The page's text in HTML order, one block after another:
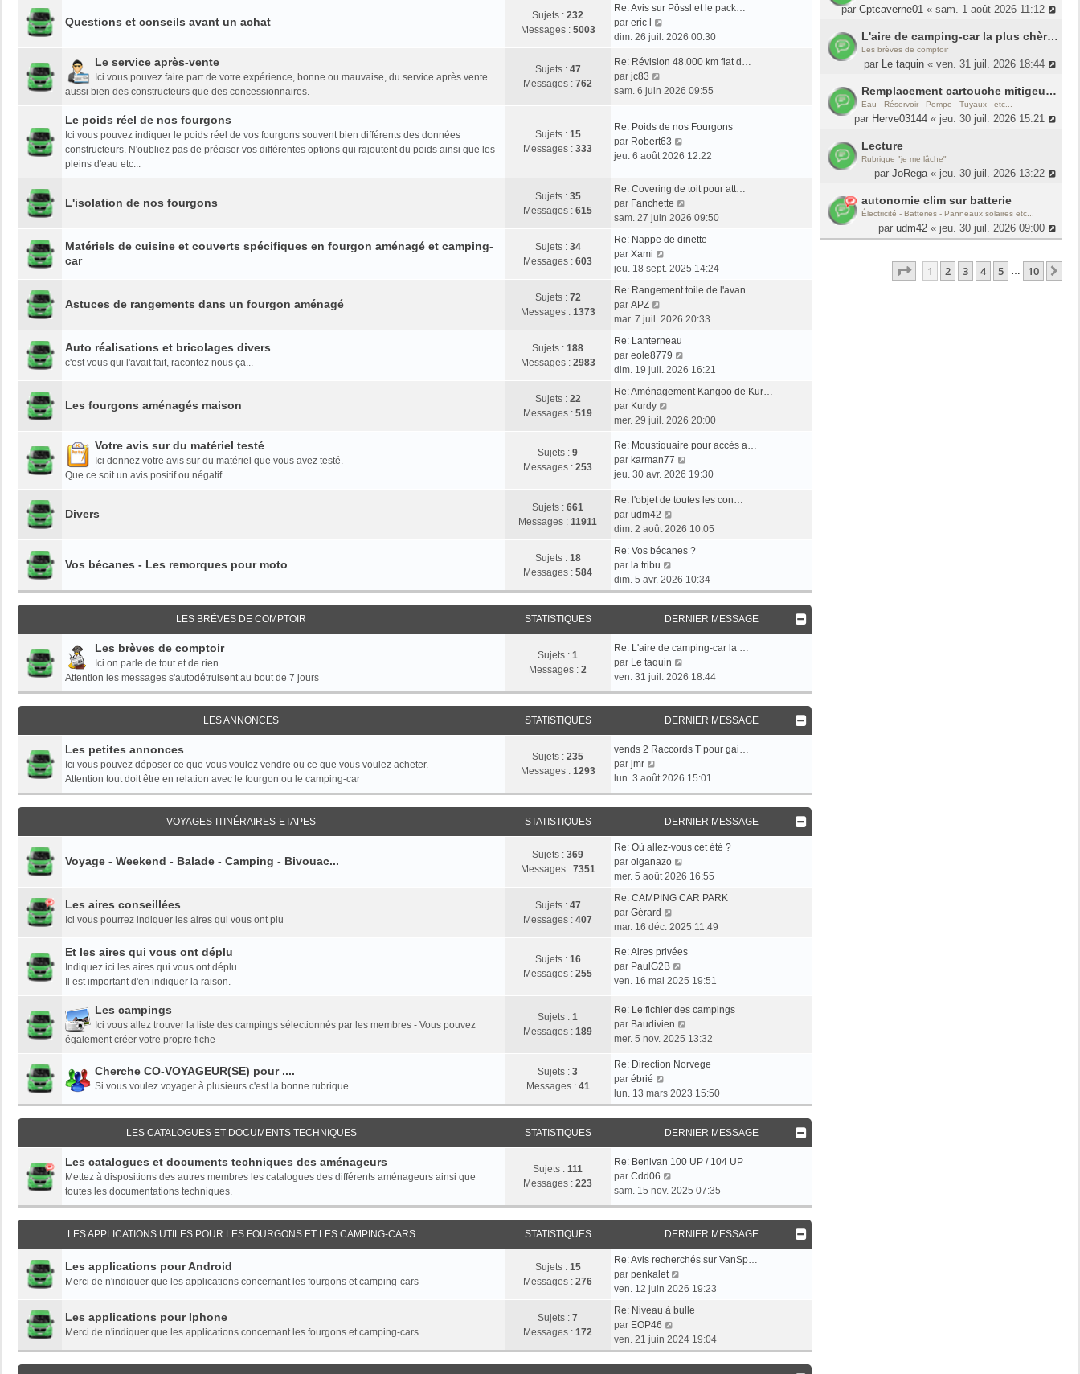
parCptcaverne01 « sam. 1 août 2026 11:12
L'aire de camping-car la plus chère du monde....
Les brèves de comptoir
par Le taquin « ven. 31 juil. 2026 18:44
Remplacement cartouche mitigeur douche
Eau - Réservoir - Pompe - Tuyaux - etc...
par Herve03144 « jeu. 30 juil. 2026 15:21
Lecture
Rubrique "je me lâche"
parJoRega « jeu. 30 juil. 2026 13:22
autonomie clim sur batterie
Électricité - Batteries - Panneaux solaires etc...
parudm42 « jeu. 30 juil. 2026 09:00
Page Sur10
1 2 3 4 5 10
a
e
m
s
a
e
i
r
m
s
g
e
d
r
i
r
e
s
e
e
d
r
e
r
m
s
s
a
e
Questions et conseils avant un achat Sujets : 232
Messages : 5003
Re: Avis sur Pössl et le pack…
par eric l
o
r
e
e
r
n
r
m
e
s
s
a
e
dim. 26 juil. 2026 00:30
Le service après-vente
Ici vous pouvez faire part de votre expérience, bonne ou mauvaise, du service après vente
aussi bien des constructeurs que des concessionnaires.
Sujets : 47
Messages : 762
Re: Révision 48.000 km fiat d…
par jc83
o
l
e
d
r
n
i
r
m
s
a
e
sam. 6 juin 2026 09:55
Le poids réel de nos fourgons
Ici vous pouvez indiquer le poids réel de vos fourgons souvent bien différents des données
constructeurs. N'oubliez pas de préciser vos différentes options qui rajoutent du poids ainsi que les
pleins d'eau etc...
Sujets : 15
Messages : 333
Re: Poids de nos Fourgons
par Robert63
o
l
e
e
n
r
s
e
jeu. 6 août 2026 12:22
L'isolation de nos fourgons Sujets : 35
Messages : 615
Re: Covering de toit pour att…
par Fanchette
o
r
e
d
r
r
m
s
a
e
sam. 27 juin 2026 09:50
Matériels de cuisine et couverts spécifiques en fourgon aménagé et camping-
car
Sujets : 34
Messages : 603
Re: Nappe de dinette
par Xami
o
r
e
d
e
r
i
e
r
m
e
s
a
g
e
jeu. 18 sept. 2025 14:24
Astuces de rangements dans un fourgon aménagé Sujets : 72
Messages : 1373
Re: Rangement toile de l'avan…
par APZ
o
r
l
e
d
e
i
e
r
e
s
s
a
g
e
mar. 7 juil. 2026 20:33
Auto réalisations et bricolages divers
c'est vous qui l'avait fait, racontez nous ça...
Sujets : 188
Messages : 2983
Re: Lanterneau
par eole8779
o
r
e
d
e
r
i
r
e
s
g
dim. 19 juil. 2026 16:21
Les fourgons aménagés maison Sujets : 22
Messages : 519
Re: Aménagement Kangoo de Kur…
par Kurdy
o
r
e
e
r
n
i
e
r
m
e
s
s
a
g
e
mer. 29 juil. 2026 20:00
Votre avis sur du matériel testé
Ici donnez votre avis sur du matériel que vous avez testé.
Que ce soit un avis positif ou négatif...
Sujets : 9
Messages : 253
Re: Moustiquaire pour accès a…
par karman77
o
r
e
d
r
n
i
e
r
m
s
s
a
g
e
jeu. 30 avr. 2026 19:30
Divers Sujets : 661
Messages : 11911
Re: l'objet de toutes les con…
par udm42
o
r
e
e
n
i
e
e
s
g
dim. 2 août 2026 10:05
Vos bécanes - Les remorques pour moto Sujets : 18
Messages : 584
Re: Vos bécanes ?
par la tribu
o
i
r
l
e
d
e
r
n
i
e
r
m
s
s
a
g
e
dim. 5 avr. 2026 10:34
LES BRÈVES DE COMPTOIR STATISTIQUES DERNIER MESSAGE
Les brèves de comptoir
Ici on parle de tout et de rien...
Attention les messages s'autodétruisent au bout de 7 jours
Sujets : 1
Messages : 2
Re: L'aire de camping-car la …
par Le taquin
o
i
r
l
e
d
r
n
i
e
r
m
s
s
g
ven. 31 juil. 2026 18:44
LES ANNONCES STATISTIQUES DERNIER MESSAGE
Les petites annonces
Ici vous pouvez déposer ce que vous voulez vendre ou ce que vous voulez acheter.
Attention tout doit être en relation avec le fourgon ou le camping-car
Sujets : 235
Messages : 1293
vends 2 Raccords T pour gai…
par jmr
o
i
r
e
d
e
r
n
e
m
e
s
a
g
e
lun. 3 août 2026 15:01
VOYAGES-ITINÉRAIRES-ETAPES STATISTIQUES DERNIER MESSAGE
Voyage - Weekend - Balade - Camping - Bivouac... Sujets : 369
Messages : 7351
Re: Où allez-vous cet été ?
par olganazo
o
r
e
d
r
i
e
r
e
s
a
g
e
mer. 5 août 2026 16:55
Les aires conseillées
Ici vous pourrez indiquer les aires qui vous ont plu
Sujets : 47
Messages : 407
Re: CAMPING CAR PARK
par Gérard
o
r
l
e
e
r
n
e
m
s
a
e
mar. 16 déc. 2025 11:49
Et les aires qui vous ont déplu
Indiquez ici les aires qui vous ont déplu.
Il est important d'en indiquer la raison.
Sujets : 16
Messages : 255
Re: Aires privées
par PaulG2B
o
r
l
e
e
n
i
r
e
s
a
e
ven. 16 mai 2025 19:51
Les campings
Ici vous allez trouver la liste des campings sélectionnés par les membres - Vous pouvez
également créer votre propre fiche
Sujets : 1
Messages : 189
Re: Le fichier des campings
par Baudivien
o
r
e
d
r
r
m
s
g
mer. 5 nov. 2025 13:32
Cherche CO-VOYAGEUR(SE) pour ....
Si vous voulez voyager à plusieurs c'est la bonne rubrique...
Sujets : 3
Messages : 41
Re: Direction Norvege
par ébrié
o
i
r
l
e
d
e
r
n
i
e
r
m
e
s
s
a
g
e
lun. 13 mars 2023 15:50
LES CATALOGUES ET DOCUMENTS TECHNIQUES STATISTIQUES DERNIER MESSAGE
Les catalogues et documents techniques des aménageurs
Mettez à dispositions des autres membres les catalogues des différents aménageurs ainsi que
toutes les documentations techniques.
Sujets : 111
Messages : 223
Re: Benivan 100 UP / 104 UP
par Cdd06
o
i
r
l
e
d
e
r
n
e
r
m
sam. 15 nov. 2025 07:35
LES APPLICATIONS UTILES POUR LES FOURGONS ET LES CAMPING-CARS STATISTIQUES DERNIER MESSAGE
Les applications pour Android
Merci de n'indiquer que les applications concernant les fourgons et camping-cars
Sujets : 15
Messages : 276
Re: Avis recherchés sur VanSp…
par penkalet
o
r
e
ven. 12 juin 2026 19:23
Les applications pour Iphone
Merci de n'indiquer que les applications concernant les fourgons et camping-cars
Sujets : 7
Messages : 172
Re: Niveau à bulle
par EOP46
o
i
r
ven. 21 juin 2024 19:04